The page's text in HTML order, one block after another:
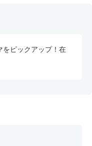
をピックアップ！在